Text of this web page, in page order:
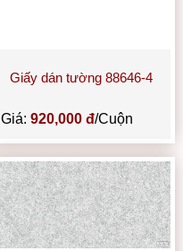
Giấy dán tường 88646-4
Giá: 920,000 đ/Cuộn